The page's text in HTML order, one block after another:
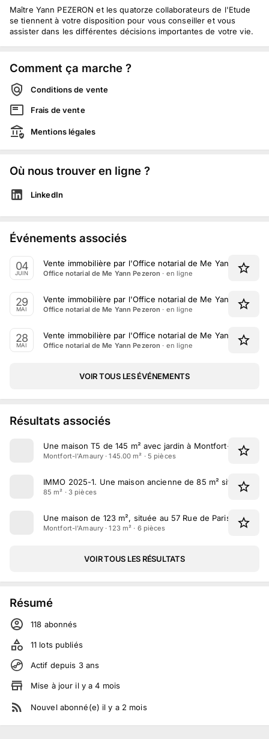
Maître Yann PEZERON et les quatorze collaborateurs de l'Etude
se tiennent à votre disposition pour vous conseiller et vous
assister dans les différentes décisions importantes de votre vie.
Comment ça marche ?
Conditions de vente
Frais de vente
Mentions légales
Où nous trouver en ligne ?
LinkedIn
Événements associés
04
JUIN
Vente immobilière par l'Office notarial de Me Yann
Office notarial de Me Yann Pezeron · en ligne
29
MAI
Vente immobilière par l'Office notarial de Me Yann
Office notarial de Me Yann Pezeron · en ligne
28
MAI
Vente immobilière par l'Office notarial de Me Yann
Office notarial de Me Yann Pezeron · en ligne
VOIR TOUS LES ÉVÉNEMENTS
Résultats associés
Une maison T5 de 145 m² avec jardin à Montfort-l'Amaury
Montfort-l'Amaury · 145.00 m² · 5 pièces
IMMO 2025-1. Une maison ancienne de 85 m² située rue
85 m² · 3 pièces
Une maison de 123 m², située au 57 Rue de Paris à
Montfort-l'Amaury · 123 m² · 6 pièces
VOIR TOUS LES RÉSULTATS
Résumé
118 abonnés
11 lots publiés
Actif depuis 3 ans
Mise à jour il y a4 mois
Nouvel abonné(e) il y a 2 mois